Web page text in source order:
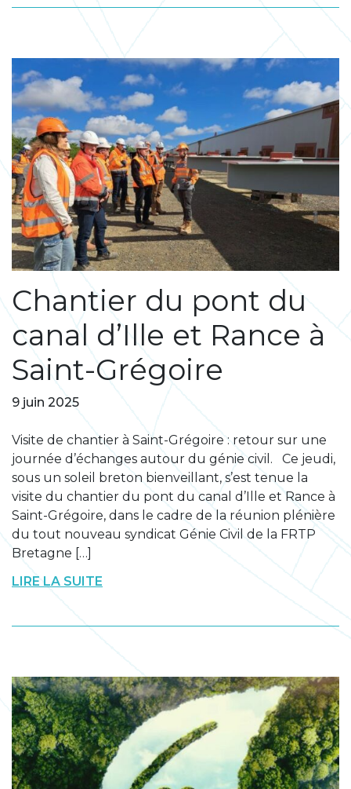
Chantier du pont du
canal d’Ille et Rance à
Saint-Grégoire
9 juin 2025
Visite de chantier à Saint-Grégoire : retour sur une
journée d’échanges autour du génie civil. Ce jeudi,
sous un soleil breton bienveillant, s’est tenue la
visite du chantier du pont du canal d’Ille et Rance à
Saint-Grégoire, dans le cadre de la réunion plénière
du tout nouveau syndicat Génie Civil de la FRTP
Bretagne […]
LIRE LA SUITE